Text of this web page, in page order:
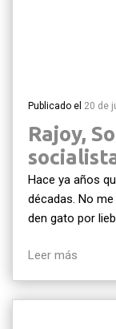
Publicado el 20 de
Rajoy,
Hace ya años
décadas. No
den gato por
Leer más